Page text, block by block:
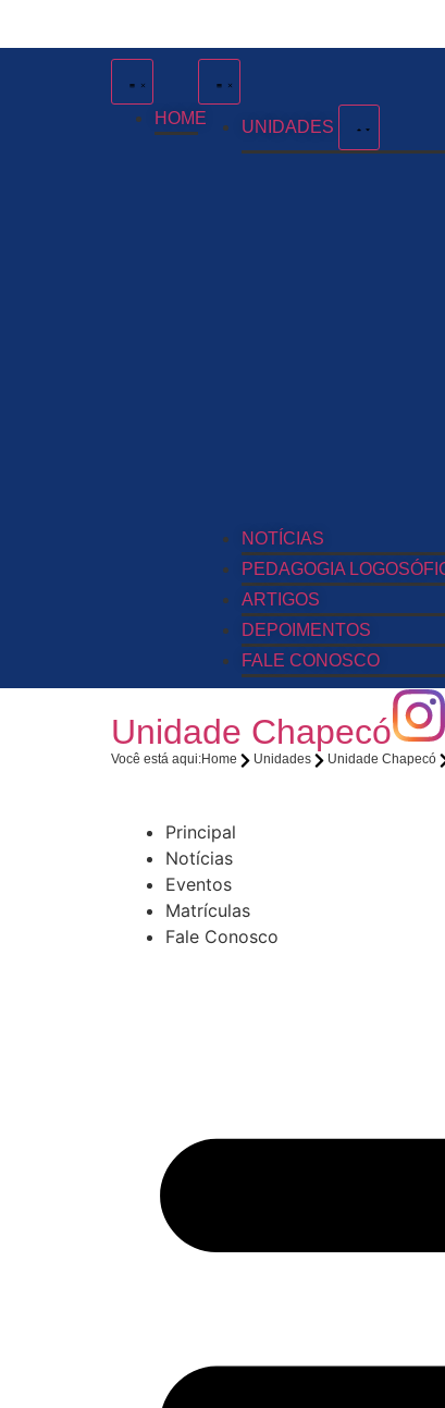
HOME UNIDADES
NOTÍCIAS
PEDAGOGIA
ARTIGOS
DEPOIMENTOS
FALE CONOSCO
Unidade Chapecó
Você está aqui:Home Unidades Unidade Chapecó
Principal
Notícias
Eventos
Matrículas
Fale Conosco